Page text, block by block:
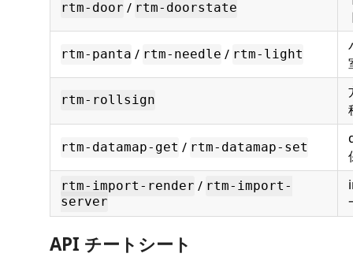
rtm-door / rtm-doorstate
rtm-panta / rtm-needle / rtm-light
rtm-rollsign
rtm-datamap-get / rtm-datamap-set
rtm-import-render / rtm-import-
server
API チートシート